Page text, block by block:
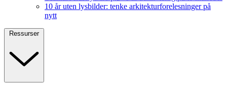
10 år uten lysbilder: tenke arkitekturforelesninger på
nytt
Ressurser